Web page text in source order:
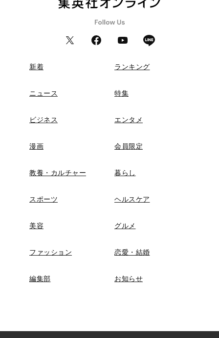
新着 ランキング
ニュース 特集
ビジネス エンタメ
漫画 会員限定
教養・カルチャー 暮らし
スポーツ ヘルスケア
美容 グルメ
ファッション 恋愛・結婚
編集部 お知らせ